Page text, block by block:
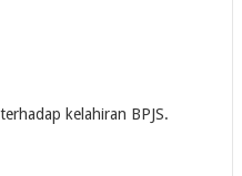
kelahiran BPJS.